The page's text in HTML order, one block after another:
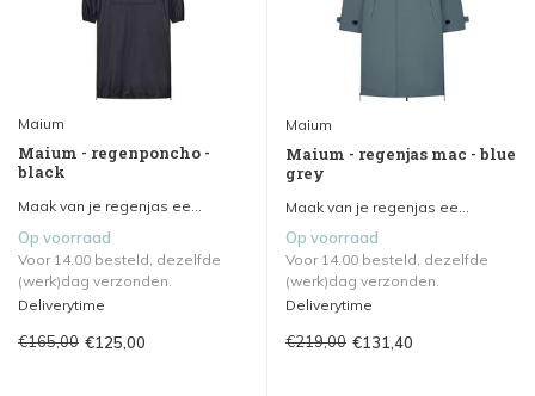
Maium
Maium - regenponcho -
black
Maak van je regenjas ee...
Op voorraad
Voor 14.00 besteld, dezelfde
(werk)dag verzonden.
Deliverytime
€165,00 €125,00
Maium
Maium - regenjas mac - blue
grey
Maak van je regenjas ee...
Op voorraad
Voor 14.00 besteld, dezelfde
(werk)dag verzonden.
Deliverytime
€219,00 €131,40